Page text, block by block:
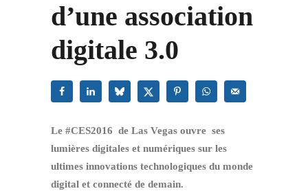
d’une association
digitale 3.0
Le #CES2016 de Las Vegas ouvre ses
lumières digitales et numériques sur les
ultimes innovations technologiques du monde
digital et connecté de demain.